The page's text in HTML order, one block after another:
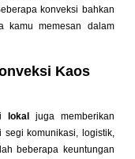
konveksi bahkan
kamu memesan dalam
Kaos
lokaljuga memberikan
komunikasi, logistik,
beberapa keuntungan